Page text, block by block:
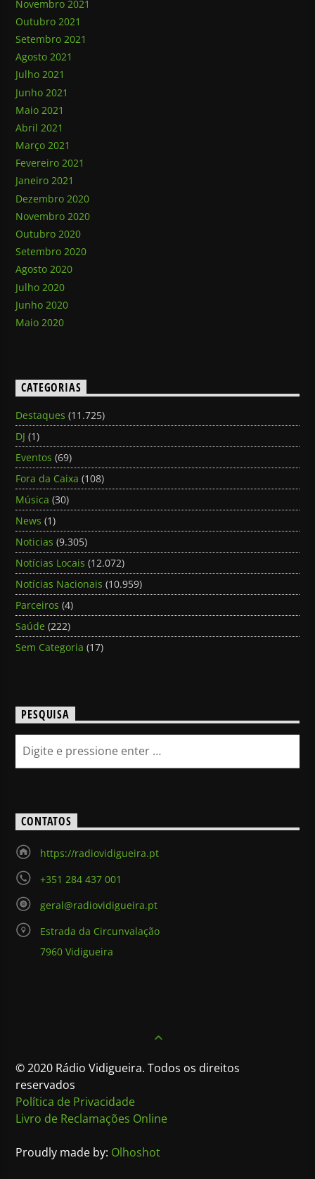
Novembro 2021
Outubro 2021
Setembro 2021
Agosto 2021
Julho 2021
Junho 2021
Maio 2021
Abril 2021
Março 2021
Fevereiro 2021
Janeiro 2021
Dezembro 2020
Novembro 2020
Outubro 2020
Setembro 2020
Agosto 2020
Julho 2020
Junho 2020
Maio 2020
CATEGORIAS
Destaques (11.725)
DJ (1)
Eventos (69)
Fora da Caixa (108)
Música (30)
News (1)
Noticias (9.305)
Notícias Locais (12.072)
Notícias Nacionais (10.959)
Parceiros (4)
Saúde (222)
Sem Categoria (17)
PESQUISA
CONTATOS
https://radiovidigueira.pt
+351 284 437 001
geral@radiovidigueira.pt
Estrada da Circunvalação
7960 Vidigueira
© 2020 Rádio Vidigueira. Todos os direitos
reservados
Política de Privacidade
Livro de Reclamações Online
Proudly made by: Olhoshot